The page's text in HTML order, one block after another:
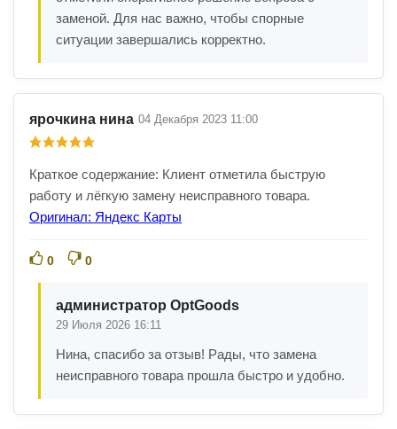
заменой. Для нас важно, чтобы спорные
ситуации завершались корректно.
ярочкина нина 04 Декабря 2023 11:00
Краткое содержание: Клиент отметила быструю
работу и лёгкую замену неисправного товара.
Оригинал: Яндекс Карты
0 0
администратор OptGoods
29 Июля 2026 16:11
Нина, спасибо за отзыв! Рады, что замена
неисправного товара прошла быстро и удобно.